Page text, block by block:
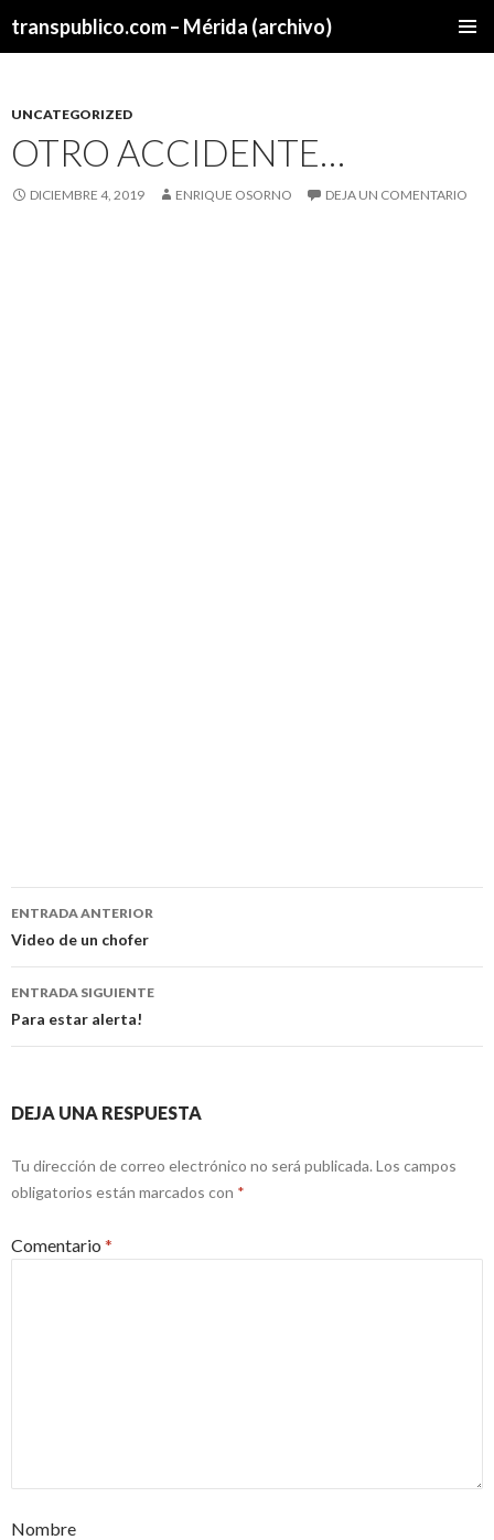
transpublico.com – Mérida (archivo)
UNCATEGORIZED
OTRO ACCIDENTE…
DICIEMBRE 4, 2019 ENRIQUE OSORNO DEJA UN COMENTARIO
Navegación
de
entradas
ENTRADA ANTERIOR
Video de un chofer
ENTRADA SIGUIENTE
Para estar alerta!
DEJA UNA RESPUESTA
Tu dirección de correo electrónico no será publicada. Los campos
obligatorios están marcados con *
Comentario *
Nombre